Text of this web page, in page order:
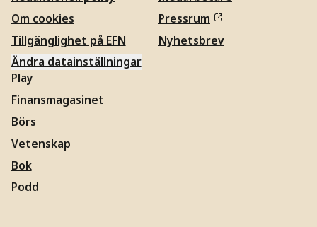
Om cookies
Tillgänglighet på EFN
Ändra datainställningar
Pressrum
Nyhetsbrev
Play
Finansmagasinet
Börs
Vetenskap
Bok
Podd